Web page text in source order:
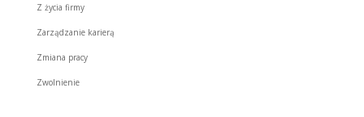
Z życia firmy
Zarządzanie karierą
Zmiana pracy
Zwolnienie